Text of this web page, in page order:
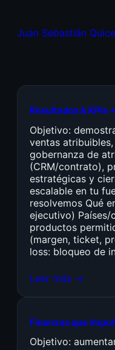
Juan Sebastián
Resultados & KPIs
Objetivo:
ventas
gobernanza de
(CRM/contrato),
estratégicas y
escalable en tu
resolvemos Qué
ejecutivo) Países/
productos
(margen, ticket,
loss: bloqueo de
Leer más →
Finanzas que
Objetivo: